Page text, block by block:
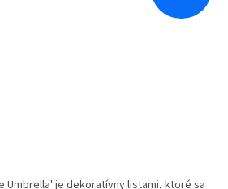
Umbrella' je dekoratívny listami, ktoré sa